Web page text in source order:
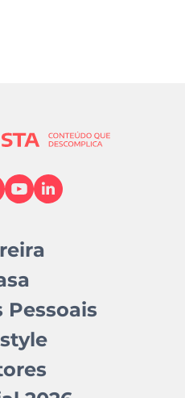
Pessoais